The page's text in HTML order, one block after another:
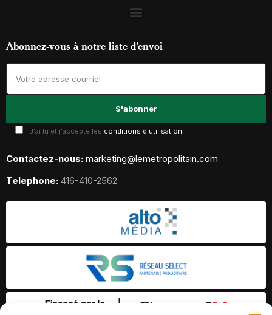
Abonnez-vous à notre liste d’envoi
J'ai lu et j'accepte les conditions d'utilisation
Contactez-nous: marketing@lemetropolitain.com
Telephone: 416-410-2562